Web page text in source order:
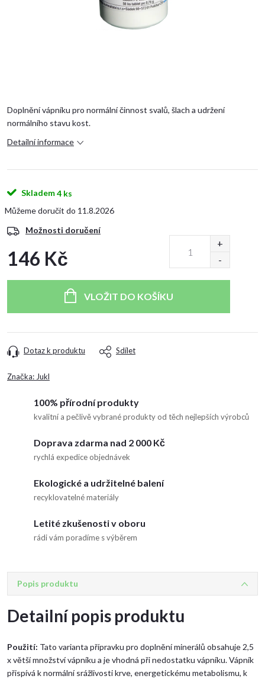
Doplnění vápníku pro normální činnost svalů, šlach a udržení
normálního stavu kost.
Detailní informace
Skladem4 ks
11.8.2026
Možnosti doručení
146 Kč
VLOŽIT DO KOŠÍKU
Dotaz k produktu Sdílet
Značka: Jukl
100% přírodní produkty
kvalitní a pečlivě vybrané produkty od těch nejlepších výrobců
Doprava zdarma nad 2 000 Kč
rychlá expedice objednávek
Ekologické a udržitelné balení
recyklovatelné materiály
Letité zkušenosti v oboru
rádi vám poradíme s výběrem
Popis produktu
Detailní popis produktu
Použití: Tato varianta přípravku pro doplnění minerálů obsahuje 2,5
x větší množství vápníku a je vhodná při nedostatku vápníku. Vápník
přispívá k normální srážlivosti krve, energetickému metabolismu, k